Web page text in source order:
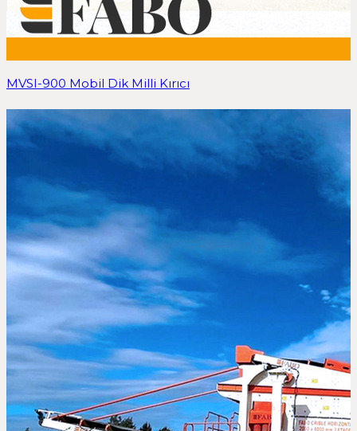
MVSI-900 Mobil Dik Milli Kırıcı